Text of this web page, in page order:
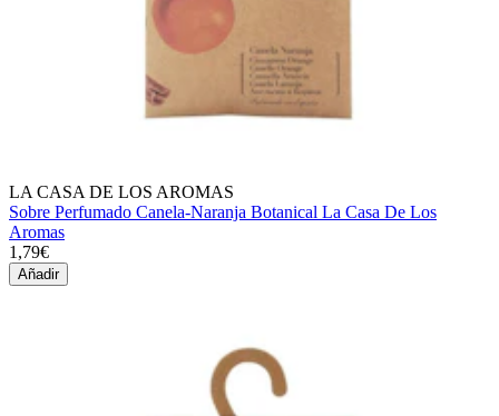
LA CASA DE LOS AROMAS
Sobre Perfumado Canela-Naranja Botanical La Casa De Los
Aromas
1,79€
Añadir